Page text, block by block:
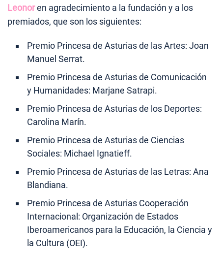
Leonoren agradecimiento a la fundación y a los
premiados, que son los siguientes:
Premio Princesa de Asturias de las Artes: Joan
Manuel Serrat.
Premio Princesa de Asturias de Comunicación
y Humanidades: Marjane Satrapi.
Premio Princesa de Asturias de los Deportes:
Carolina Marín.
Premio Princesa de Asturias de Ciencias
Sociales: Michael Ignatieff.
Premio Princesa de Asturias de las Letras: Ana
Blandiana.
Premio Princesa de Asturias Cooperación
Internacional: Organización de Estados
Iberoamericanos para la Educación, la Ciencia y
la Cultura (OEI).